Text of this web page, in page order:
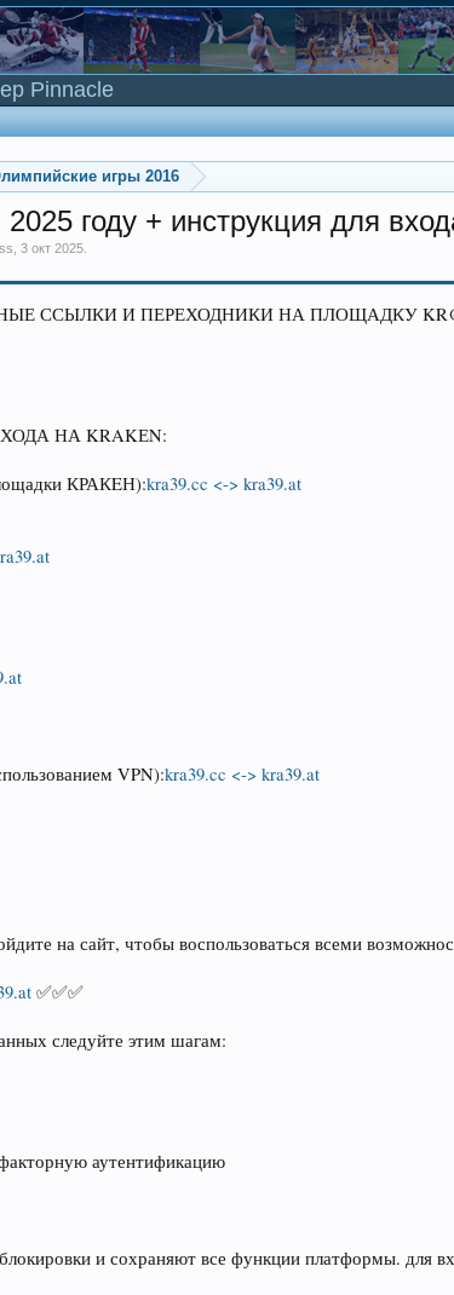
игры 2016
году + инструкция для
,3 окт 2025
ССЫЛКИ И ПЕРЕХОДНИКИ НА ПЛОЩАДКУ
НА KRAKЕN:
КРАКEН):kra39.cc <-> kra39.at
VPN):kra39.cc <-> kra39.at
на сайт, чтобы воспользоваться всеми
✅✅✅
следуйте этим шагам:
аутентификацию
и сохраняют все функции платформы. для
Pinnacle